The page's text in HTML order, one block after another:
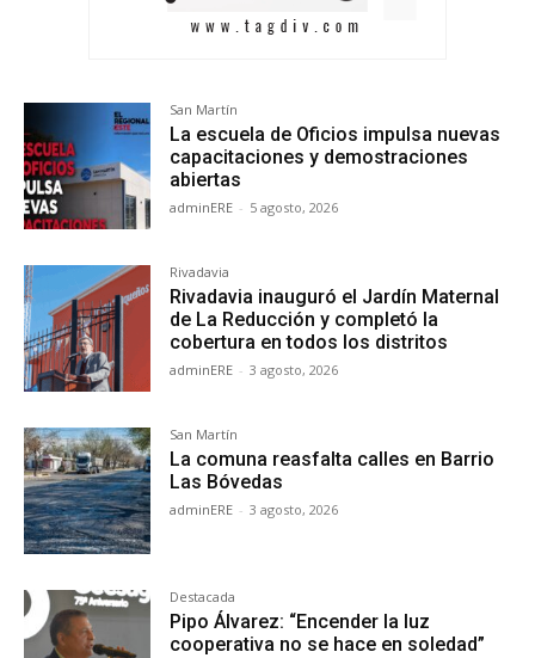
San Martín
La escuela de Oficios impulsa nuevas
capacitaciones y demostraciones
abiertas
adminERE - 5 agosto, 2026
Rivadavia
Rivadavia inauguró el Jardín Maternal
de La Reducción y completó la
cobertura en todos los distritos
adminERE - 3 agosto, 2026
San Martín
La comuna reasfalta calles en Barrio
Las Bóvedas
adminERE - 3 agosto, 2026
Destacada
Pipo Álvarez: “Encender la luz
cooperativa no se hace en soledad”